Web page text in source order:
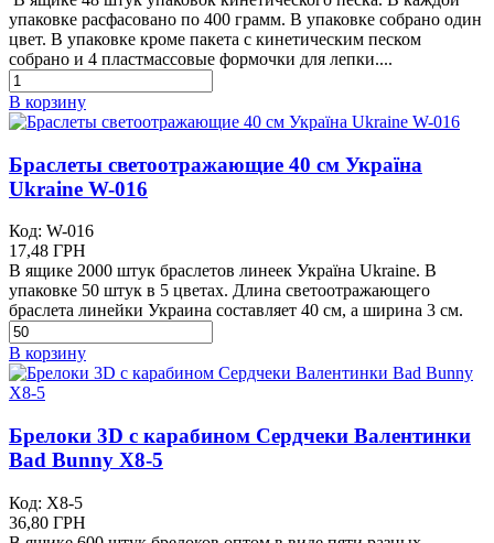
упаковке расфасовано по 400 грамм. В упаковке собрано один
цвет. В упаковке кроме пакета с кинетическим песком
собрано и 4 пластмассовые формочки для лепки....
В корзину
Браслеты светоотражающие 40 см Україна
Ukraine W-016
Код: W-016
17,48 ГРН
В ящике 2000 штук браслетов линеек Україна Ukraine. В
упаковке 50 штук в 5 цветах. Длина светоотражающего
браслета линейки Украина составляет 40 см, а ширина 3 см.
В корзину
Брелоки 3D с карабином Сердчеки Валентинки
Bad Bunny X8-5
Код: X8-5
36,80 ГРН